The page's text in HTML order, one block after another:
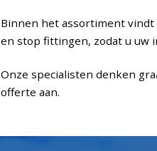
Binnen het assortiment
en stop fittingen, zodat u uw
Onze specialisten denken
offerte aan.